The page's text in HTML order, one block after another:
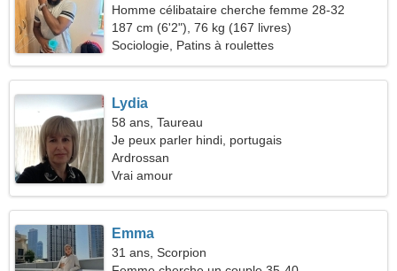
Homme célibataire cherche femme 28-32
187 cm (6'2"), 76 kg (167 livres)
Sociologie, Patins à roulettes
Lydia
58 ans, Taureau
Je peux parler hindi, portugais
Ardrossan
Vrai amour
Emma
31 ans, Scorpion